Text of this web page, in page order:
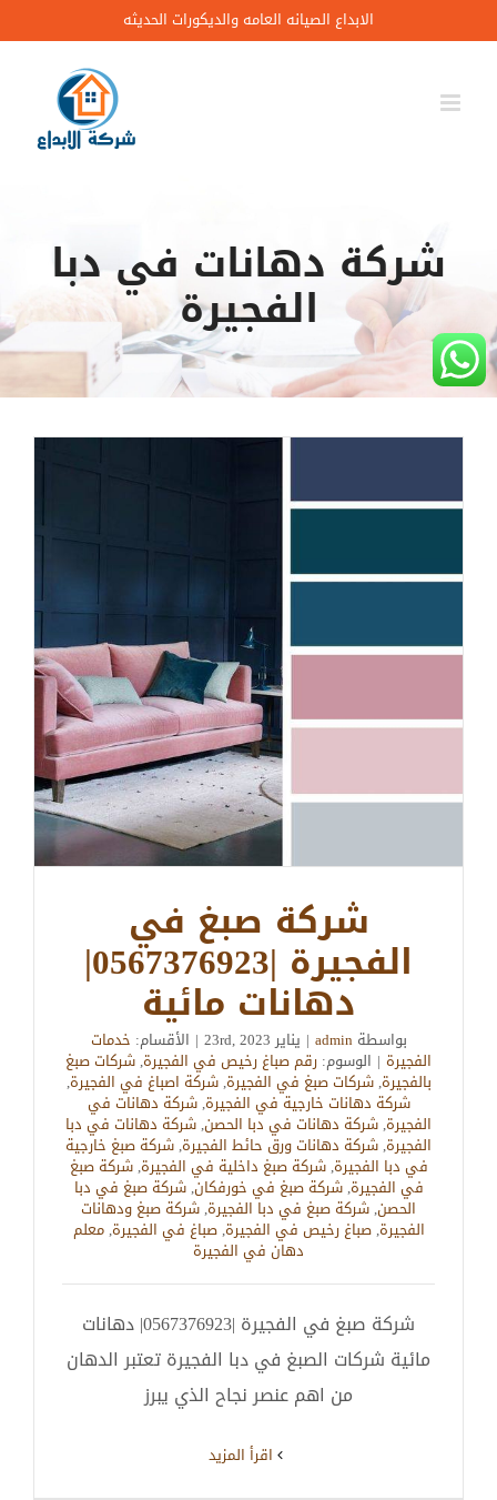
to
content
الابداع الصيانه العامه والديكورات الحديثه
شركة دهانات في دبا
الفجيرة
شركة صبغ في
الفجيرة |0567376923|
دهانات مائية
بواسطةadmin
| يناير 23rd, 2023 | الأقسام: خدمات
الفجيرة | الوسوم: رقم صباغ رخيص في الفجيرة,شركات صبغ
بالفجيرة,شركات صبغ في الفجيرة,شركة اصباغ في الفجيرة,
شركة دهانات خارجية في الفجيرة,شركة دهانات في
الفجيرة,شركة دهانات في دبا الحصن,شركة دهانات في دبا
الفجيرة,شركة دهانات ورق حائط الفجيرة,شركة صبغ خارجية
في دبا الفجيرة,شركة صبغ داخلية في الفجيرة,شركة صبغ
في الفجيرة,شركة صبغ في خورفكان,شركة صبغ في دبا
الحصن,شركة صبغ في دبا الفجيرة,شركة صبغ ودهانات
الفجيرة,صباغ رخيص في الفجيرة,صباغ في الفجيرة,معلم
دهان في الفجيرة
شركة صبغ في الفجيرة |0567376923| دهانات
مائية شركات الصبغ في دبا الفجيرة تعتبر الدهان
من اهم عنصر نجاح الذي يبرز